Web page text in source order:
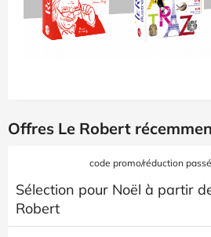
Offres Le Robert
code promo/réduction passé
Sélection pour Noël à partir
Robert